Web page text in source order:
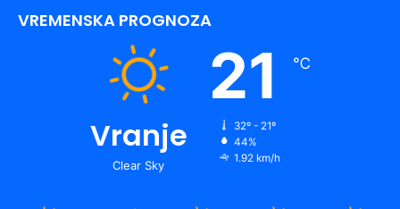
VREMENSKA PROGNOZA
Vranje
Clear Sky
21 ℃
32º - 21º
44%
1.92 km/h